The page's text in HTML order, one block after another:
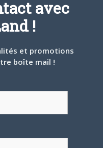
avec
!
et promotions
boîte mail !